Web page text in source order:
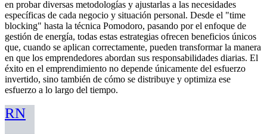
en probar diversas metodologías y ajustarlas a las necesidades
específicas de cada negocio y situación personal. Desde el "time
blocking" hasta la técnica Pomodoro, pasando por el enfoque de
gestión de energía, todas estas estrategias ofrecen beneficios únicos
que, cuando se aplican correctamente, pueden transformar la manera
en que los emprendedores abordan sus responsabilidades diarias. El
éxito en el emprendimiento no depende únicamente del esfuerzo
invertido, sino también de cómo se distribuye y optimiza ese
esfuerzo a lo largo del tiempo.
RN